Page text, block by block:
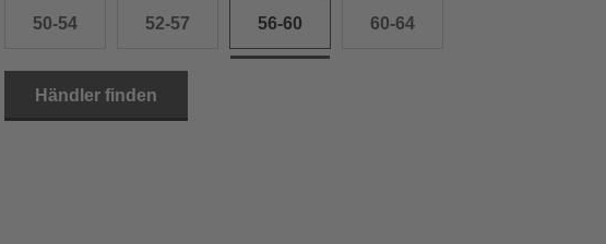
50-54 52-57 56-60 60-64
Händler finden